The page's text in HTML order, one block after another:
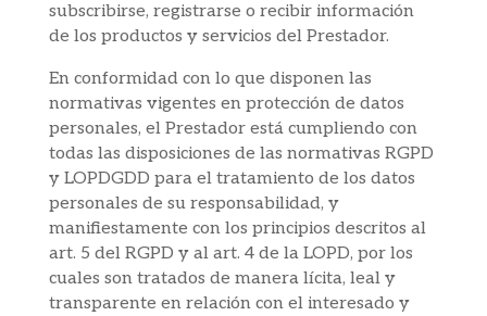
subscribirse, registrarse o recibir información
de los productos y servicios del Prestador.
En conformidad con lo que disponen las
normativas vigentes en protección de datos
personales, el Prestador está cumpliendo con
todas las disposiciones de las normativas RGPD
y LOPDGDD para el tratamiento de los datos
personales de su responsabilidad, y
manifiestamente con los principios descritos al
art. 5 del RGPD y al art. 4 de la LOPD, por los
cuales son tratados de manera lícita, leal y
transparente en relación con el interesado y